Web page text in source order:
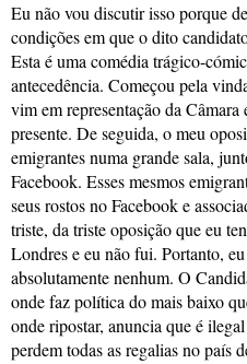
Eu não vou discutir isso porque
condições em que o dito
Esta é uma comédia trágico-
antecedência. Começou pela
vim em representação da
presente. De seguida, o meu
emigrantes numa grande sala,
Facebook. Esses mesmos
seus rostos no Facebook e
triste, da triste oposição que eu
Londres e eu não fui. Portanto,
absolutamente nenhum. O
onde faz política do mais baixo
onde ripostar, anuncia que é
perdem todas as regalias no país